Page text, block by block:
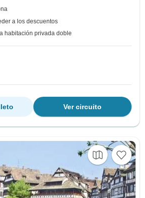
a los descuentos
habitación privada doble
Ver circuito